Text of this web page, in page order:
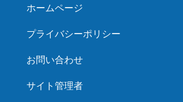
ホームページ
プライバシーポリシー
お問い合わせ
サイト管理者